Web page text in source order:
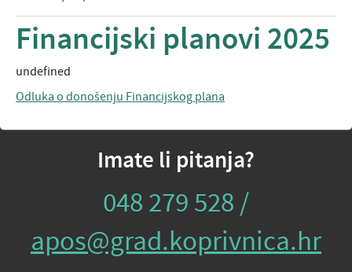
Financijski planovi 2025
undefined
Odluka o donošenju Financijskog plana
Imate li pitanja?
048 279 528 /
apos@grad.koprivnica.hr